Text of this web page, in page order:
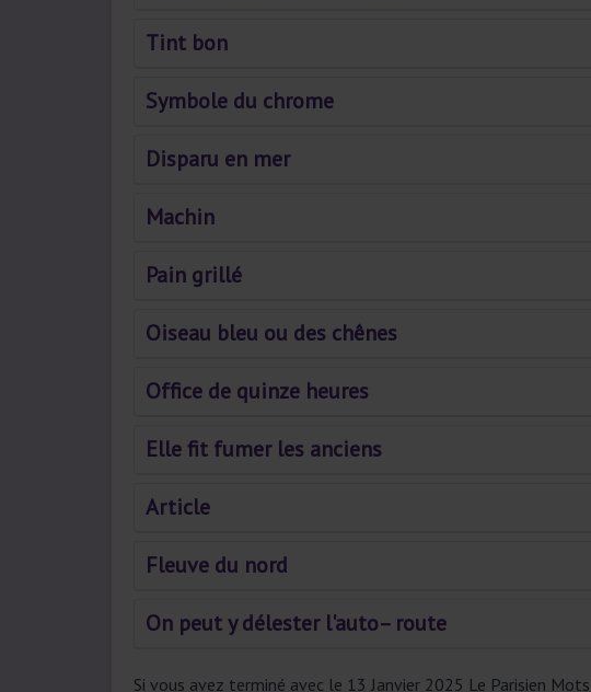
Tint bon
Symbole du chrome
Disparu en mer
Machin
Pain grillé
Oiseau bleu ou des chênes
Office de quinze heures
Elle fit fumer les anciens
Article
Fleuve du nord
On peut y délester l'auto– route
Si vous avez terminé avec le 13 Janvier 2025 Le Parisien